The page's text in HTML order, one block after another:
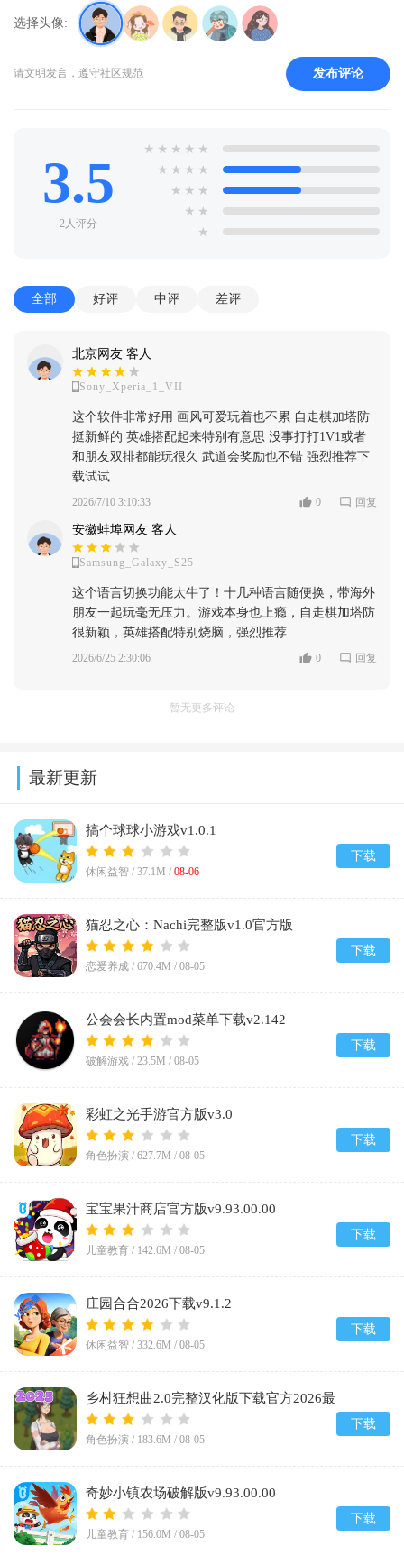
选择头像:
请文明发言，遵守社区规范 发布评论
3.5
2人评分
★ ★ ★ ★ ★
★ ★ ★ ★
★ ★ ★
★ ★
★
全部 好评 中评 差评
北京网友 客人
Sony_Xperia_1_VII
这个软件非常好用 画风可爱玩着也不累 自走棋加塔防
挺新鲜的 英雄搭配起来特别有意思 没事打打1V1或者
和朋友双排都能玩很久 武道会奖励也不错 强烈推荐下
载试试
2026/7/10 3:10:33 0 回复
安徽蚌埠网友 客人
Samsung_Galaxy_S25
这个语言切换功能太牛了！十几种语言随便换，带海外
朋友一起玩毫无压力。游戏本身也上瘾，自走棋加塔防
很新颖，英雄搭配特别烧脑，强烈推荐
2026/6/25 2:30:06 0 回复
暂无更多评论
最新更新
搞个球球小游戏v1.0.1
休闲益智 / 37.1M / 08-06
下载
猫忍之心：Nachi完整版v1.0官方版
恋爱养成 / 670.4M / 08-05
下载
公会会长内置mod菜单下载v2.142
破解游戏 / 23.5M / 08-05
下载
彩虹之光手游官方版v3.0
角色扮演 / 627.7M / 08-05
下载
宝宝果汁商店官方版v9.93.00.00
儿童教育 / 142.6M / 08-05
下载
庄园合合2026下载v9.1.2
休闲益智 / 332.6M / 08-05
下载
乡村狂想曲2.0完整汉化版下载官方2026最
新版v2.0
角色扮演 / 183.6M / 08-05
下载
奇妙小镇农场破解版v9.93.00.00
儿童教育 / 156.0M / 08-05
下载